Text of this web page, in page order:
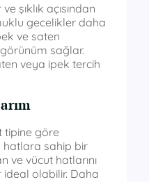
şıklık açısından
gecelikler daha
ve saten
sağlar.
veya ipek tercih
tipine göre
hatlara sahip bir
ve vücut hatlarını
olabilir. Daha